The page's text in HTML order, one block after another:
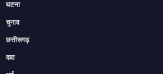
घटना
चुनाव
छत्तीसगढ़
दवा